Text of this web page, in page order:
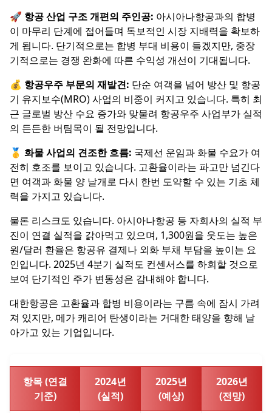
🚀 항공 산업 구조 개편의 주인공: 아시아나항공과의 합병
이 마무리 단계에 접어들며 독보적인 시장 지배력을 확보하
게 됩니다. 단기적으로는 합병 부대 비용이 들겠지만, 중장
기적으로는 경쟁 완화에 따른 수익성 개선이 기대됩니다.
💰 항공우주 부문의 재발견: 단순 여객을 넘어 방산 및 항공
기 유지보수(MRO) 사업의 비중이 커지고 있습니다. 특히 최
근 글로벌 방산 수요 증가와 맞물려 항공우주 사업부가 실적
의 든든한 버팀목이 될 전망입니다.
🥇 화물 사업의 견조한 흐름: 국제선 운임과 화물 수요가 여
전히 호조를 보이고 있습니다. 고환율이라는 파고만 넘긴다
면 여객과 화물 양 날개로 다시 한번 도약할 수 있는 기초 체
력을 가지고 있습니다.
물론 리스크도 있습니다. 아시아나항공 등 자회사의 실적 부
진이 연결 실적을 갉아먹고 있으며, 1,300원을 웃도는 높은
원/달러 환율은 항공유 결제나 외화 부채 부담을 높이는 요
인입니다. 2025년 4분기 실적도 컨센서스를 하회할 것으로
보여 단기적인 주가 변동성은 감내해야 합니다.
대한항공은 고환율과 합병 비용이라는 구름 속에 잠시 가려
져 있지만, 메가 캐리어 탄생이라는 거대한 태양을 향해 날
아가고 있는 기업입니다.
항목 (연결
기준)
2024년
(실적)
2025년
(예상)
2026년
(전망)